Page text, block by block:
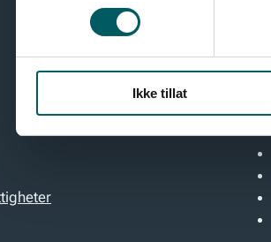
Ikke tillat
E-post